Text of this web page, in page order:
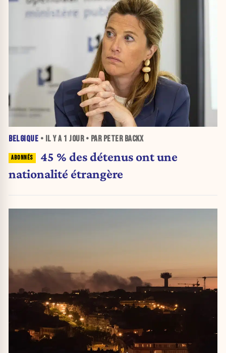
BELGIQUE • IL Y A 1 JOUR• PAR PETER BACKX
45 % des détenus ont une
nationalité étrangère